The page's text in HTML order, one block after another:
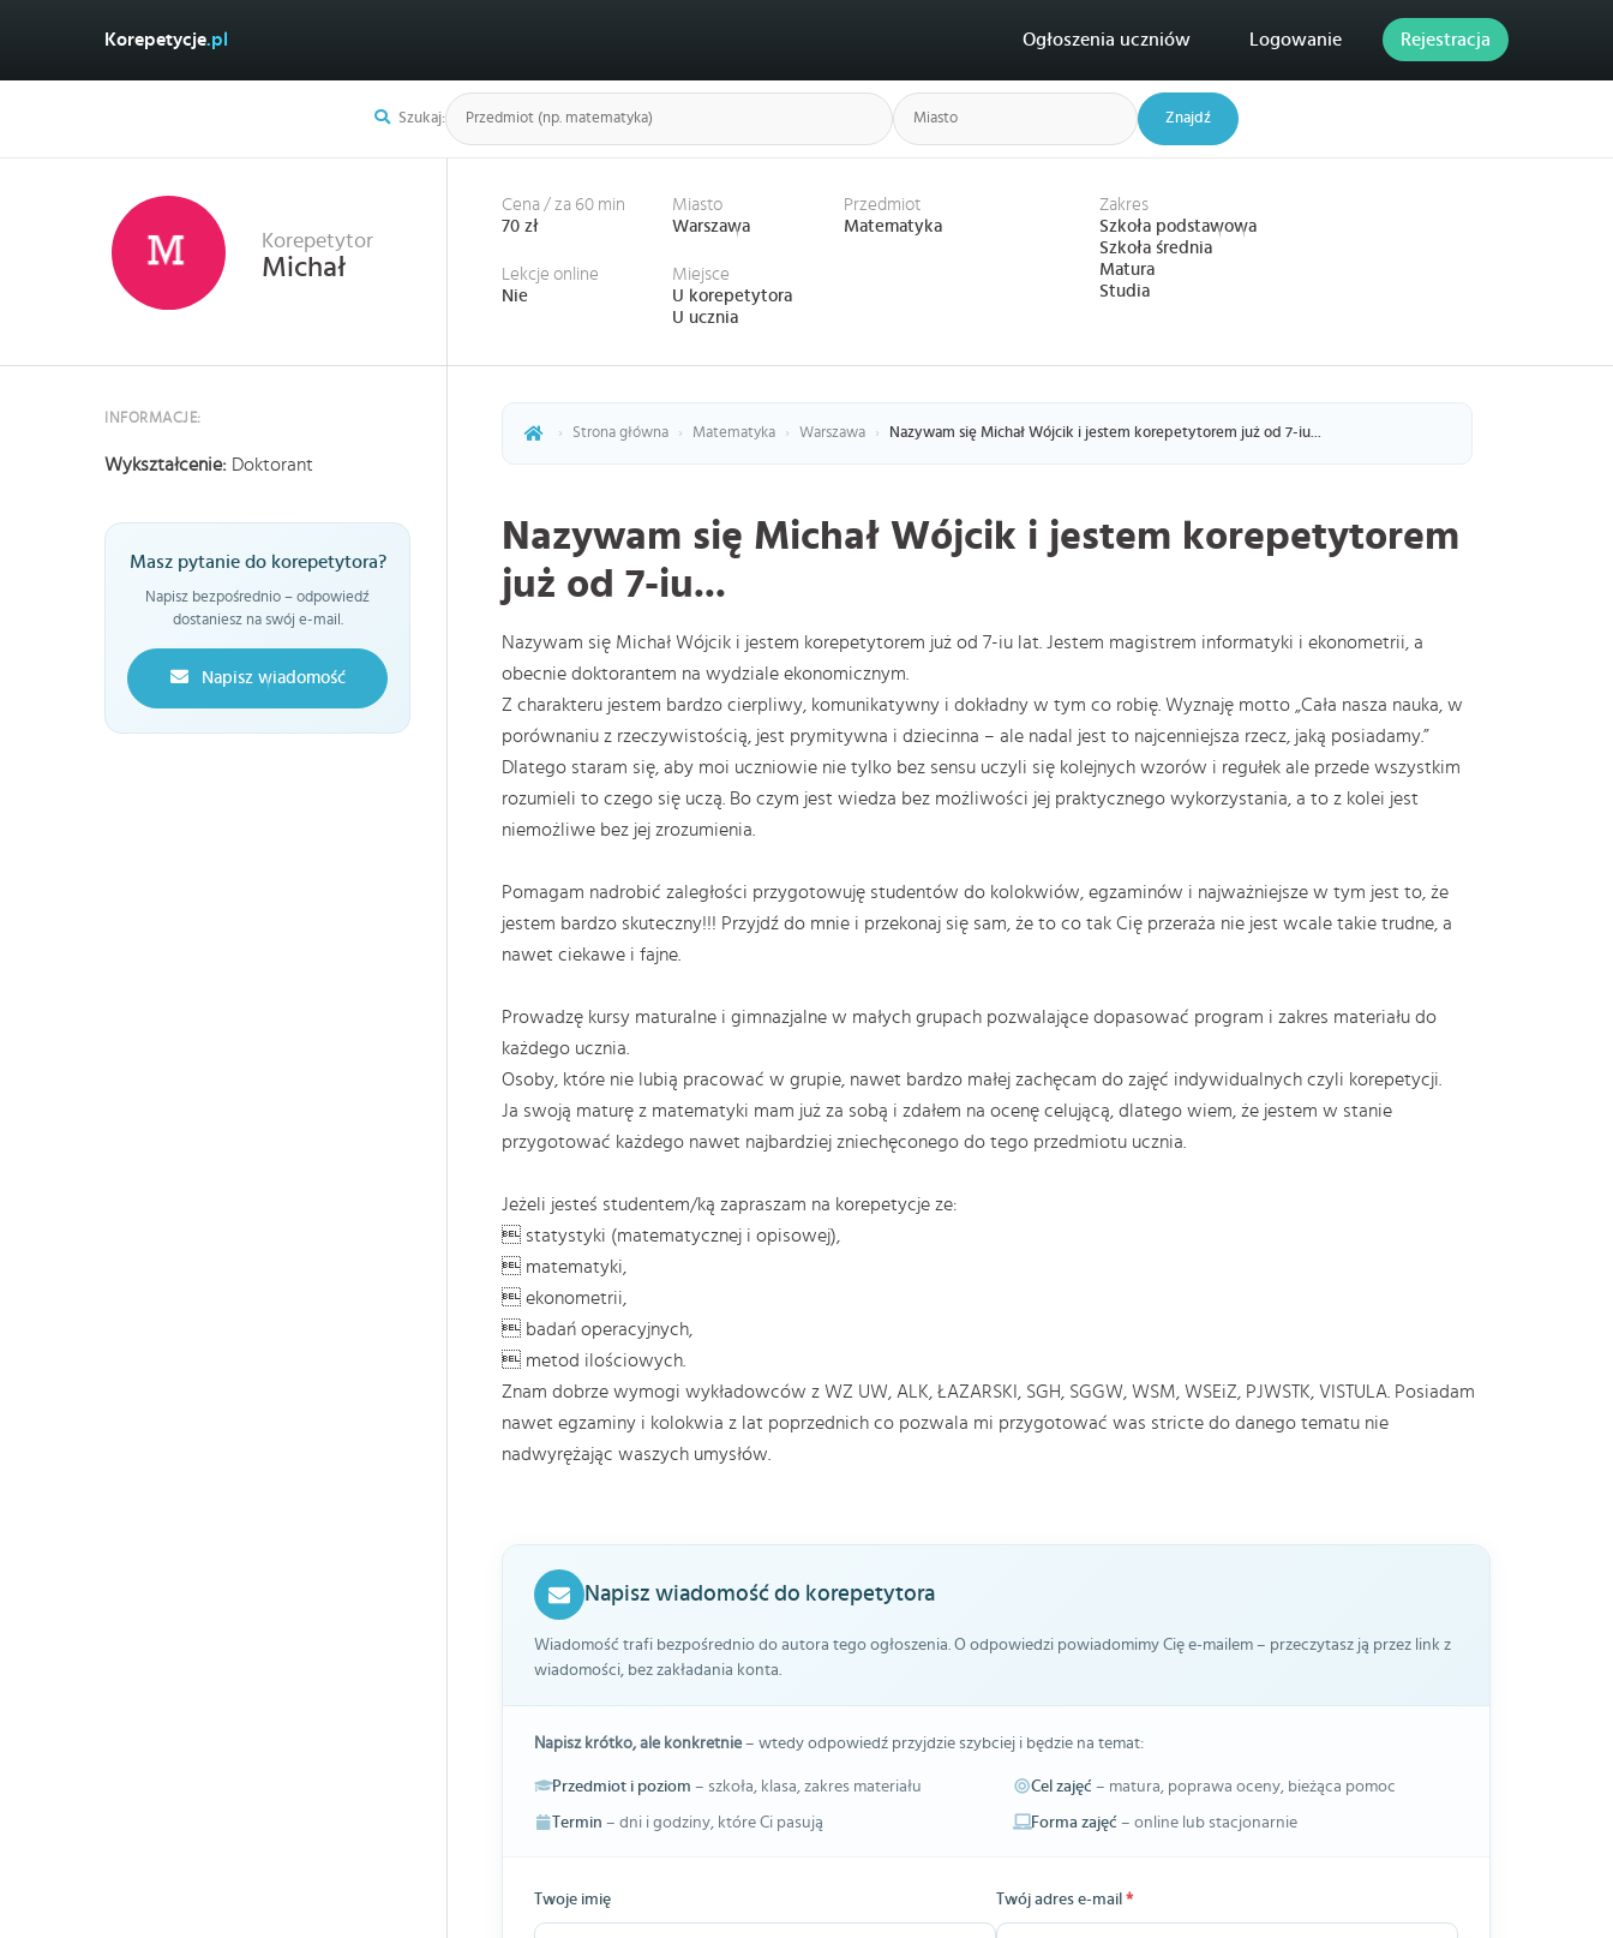
Korepetycje.pl Ogłoszenia uczniów Logowanie Rejestracja
Szukaj: Znajdź
Korepetytor
Michał
INFORMACJE:
Wykształcenie: Doktorant
Masz pytanie do korepetytora?
Napisz bezpośrednio – odpowiedź
dostaniesz na swój e-mail.
Napisz wiadomość
Cena / za 60 min
70 zł
Lekcje online
Nie
Miasto
Warszawa
Miejsce
U korepetytora
U ucznia
Przedmiot
Matematyka
Zakres
Szkoła podstawowa
Szkoła średnia
Matura
Studia
› Strona główna › Matematyka › Warszawa › Nazywam się Michał Wójcik i jestem korepetytorem już od 7-iu...
Nazywam się Michał Wójcik i jestem korepetytorem
już od 7-iu...
Nazywam się Michał Wójcik i jestem korepetytorem już od 7-iu lat. Jestem magistrem informatyki i ekonometrii, a
obecnie doktorantem na wydziale ekonomicznym.
Z charakteru jestem bardzo cierpliwy, komunikatywny i dokładny w tym co robię. Wyznaję motto „Cała nasza nauka, w
porównaniu z rzeczywistością, jest prymitywna i dziecinna – ale nadal jest to najcenniejsza rzecz, jaką posiadamy.”
Dlatego staram się, aby moi uczniowie nie tylko bez sensu uczyli się kolejnych wzorów i regułek ale przede wszystkim
rozumieli to czego się uczą. Bo czym jest wiedza bez możliwości jej praktycznego wykorzystania, a to z kolei jest
niemożliwe bez jej zrozumienia.
Pomagam nadrobić zaległości przygotowuję studentów do kolokwiów, egzaminów i najważniejsze w tym jest to, że
jestem bardzo skuteczny!!! Przyjdź do mnie i przekonaj się sam, że to co tak Cię przeraża nie jest wcale takie trudne, a
nawet ciekawe i fajne.
Prowadzę kursy maturalne i gimnazjalne w małych grupach pozwalające dopasować program i zakres materiału do
każdego ucznia.
Osoby, które nie lubią pracować w grupie, nawet bardzo małej zachęcam do zajęć indywidualnych czyli korepetycji.
Ja swoją maturę z matematyki mam już za sobą i zdałem na ocenę celującą, dlatego wiem, że jestem w stanie
przygotować każdego nawet najbardziej zniechęconego do tego przedmiotu ucznia.
Jeżeli jesteś studentem/ką zapraszam na korepetycje ze:
 statystyki (matematycznej i opisowej),
 matematyki,
 ekonometrii,
 badań operacyjnych,
 metod ilościowych.
Znam dobrze wymogi wykładowców z WZ UW, ALK, ŁAZARSKI, SGH, SGGW, WSM, WSEiZ, PJWSTK, VISTULA. Posiadam
nawet egzaminy i kolokwia z lat poprzednich co pozwala mi przygotować was stricte do danego tematu nie
nadwyrężając waszych umysłów.
Napisz wiadomość do korepetytora
Wiadomość trafi bezpośrednio do autora tego ogłoszenia. O odpowiedzi powiadomimy Cię e-mailem – przeczytasz ją przez link z
wiadomości, bez zakładania konta.
Napisz krótko, ale konkretnie– wtedy odpowiedź przyjdzie szybciej i będzie na temat:
Przedmiot i poziom – szkoła, klasa, zakres materiału Cel zajęć – matura, poprawa oceny, bieżąca pomoc
Termin – dni i godziny, które Ci pasują Forma zajęć – online lub stacjonarnie
Twoje imię Twój adres e-mail *